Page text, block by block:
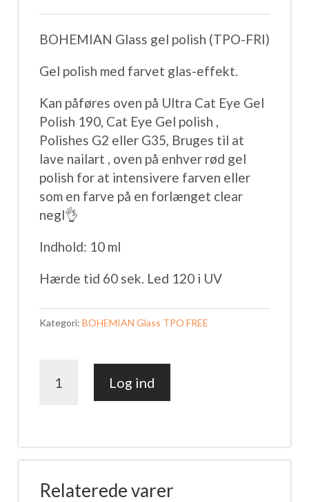
BOHEMIAN Glass gel polish (TPO-FRI)
Gel polish med farvet glas-effekt.
Kan påføres oven på Ultra Cat Eye Gel
Polish 190, Cat Eye Gel polish ,
Polishes G2 eller G35, Bruges til at
lave nailart , oven på enhver rød gel
polish for at intensivere farven eller
som en farve på en forlænget clear
negl👌
Indhold: 10 ml
Hærde tid 60 sek. Led 120 i UV
Kategori: BOHEMIAN Glass TPO FREE
BOHEMIAN
Glass
MIDNIGHT
polish
antal
Log ind
Relaterede varer